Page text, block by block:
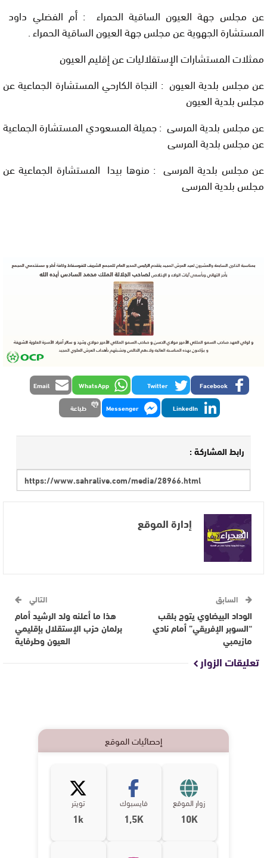
عن مجلس جهة العيون الساقية الحمراء : أم الفضلي داود
المستشارة الجهوية عن مجلس جهة العيون الساقية الحمراء .
ممثلات المستشارات الإستقلاليات عن إقليم العيون
عن مجلس بلدية العيون : النجاة الكارحي المستشارة الجماعية عن
مجلس بلدية العيون
عن مجلس بلدية المرسى : جميلة المسعودي المستشارة الجماعية
عن مجلس بلدية المرسى
عن مجلس بلدية المرسى : منوها بيدا المستشارة الجماعية عن
مجلس بلدية المرسى
Facebook
Twitter
WhatsApp
Email
LinkedIn
Messenger طباعة
رابط المشاركة :
إدارة الموقع
السابق
الوداد البيضاوي يتوج بلقب
“السوبر الإفريقي” أمام نادي
مازيمبي
التالي
هذا ما أعلنه ولد الرشيد أمام
برلمان حزب الإستقلال بإقليمي
العيون وطرفاية
تعليقات الزوار
إحصائيات الموقع
زوار الموقع
10K
فايسبوك
1,5K
تويتر
1k